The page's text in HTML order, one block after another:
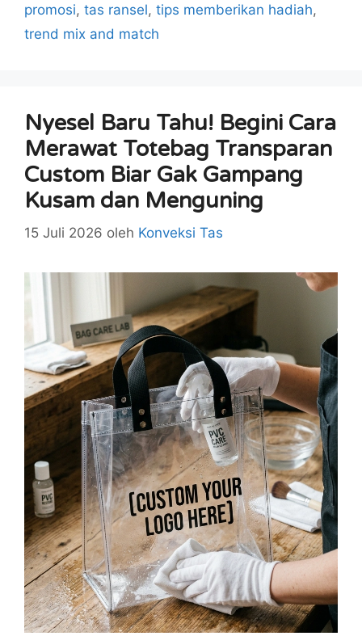
promosi, tas ransel, tips memberikan hadiah,
trend mix and match
Nyesel Baru Tahu! Begini Cara
Merawat Totebag Transparan
Custom Biar Gak Gampang
Kusam dan Menguning
15 Juli 2026 oleh Konveksi Tas